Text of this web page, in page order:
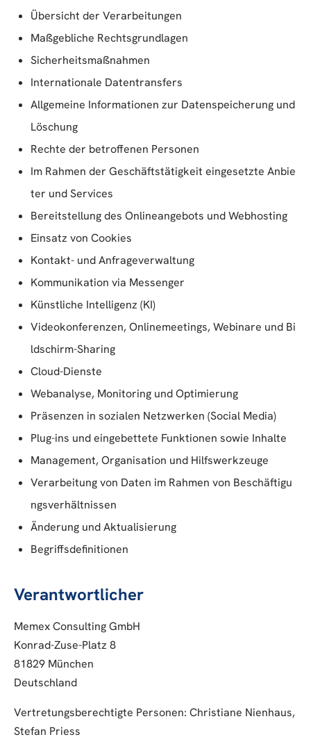
Übersicht der Verarbeitungen
Maßgebliche Rechtsgrundlagen
Sicherheitsmaßnahmen
Internationale Datentransfers
Allgemeine Informationen zur Datenspeicherung und
Löschung
Rechte der betroffenen Personen
Im Rahmen der Geschäftstätigkeit eingesetzte Anbie
ter und Services
Bereitstellung des Onlineangebots und Webhosting
Einsatz von Cookies
Kontakt- und Anfrageverwaltung
Kommunikation via Messenger
Künstliche Intelligenz (KI)
Videokonferenzen, Onlinemeetings, Webinare und Bi
ldschirm-Sharing
Cloud-Dienste
Webanalyse, Monitoring und Optimierung
Präsenzen in sozialen Netzwerken (Social Media)
Plug-ins und eingebettete Funktionen sowie Inhalte
Management, Organisation und Hilfswerkzeuge
Verarbeitung von Daten im Rahmen von Beschäftigu
ngsverhältnissen
Änderung und Aktualisierung
Begriffsdefinitionen
Verantwortlicher
Memex Consulting GmbH
Konrad-Zuse-Platz 8
81829 München
Deutschland
Vertretungsberechtigte Personen: Christiane Nienhaus,
Stefan Priess